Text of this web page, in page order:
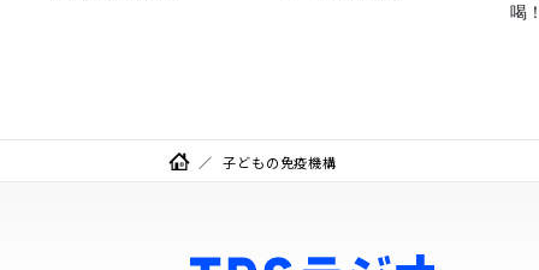
喝
子どもの免疫機構